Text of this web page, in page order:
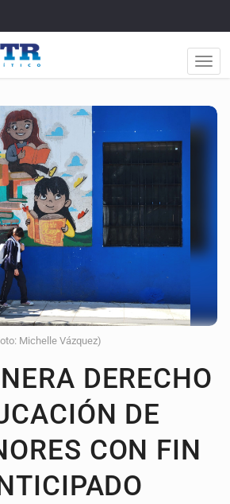
Michelle Vázquez)
DERECHO
DE
CON FIN